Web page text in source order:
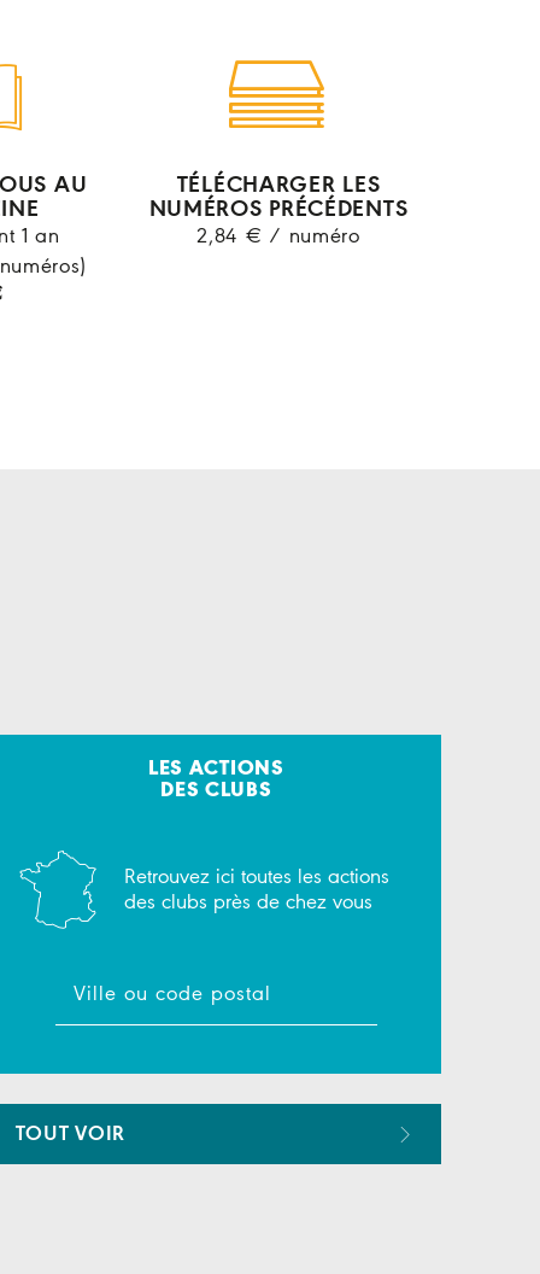
AU
1 an
TÉLÉCHARGER LES
NUMÉROS PRÉCÉDENTS
2,84 € / numéro
LES ACTIONS
DES CLUBS
Retrouvez ici toutes les actions
des clubs près de chez vous
TOUT VOIR